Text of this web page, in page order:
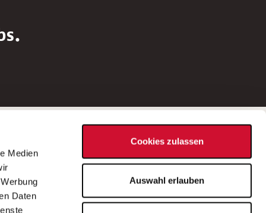
Medien
Daten
Cookies zulassen
Auswahl erlauben
Bei Fragen zu einer Stellenausschreibung
wenden Sie sich bitte an die*den in der
Stellenausschreibung genannte*n